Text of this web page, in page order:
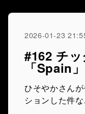
2026-01-23
#162 チ
「Spain
ひそやかさん
ションした件な